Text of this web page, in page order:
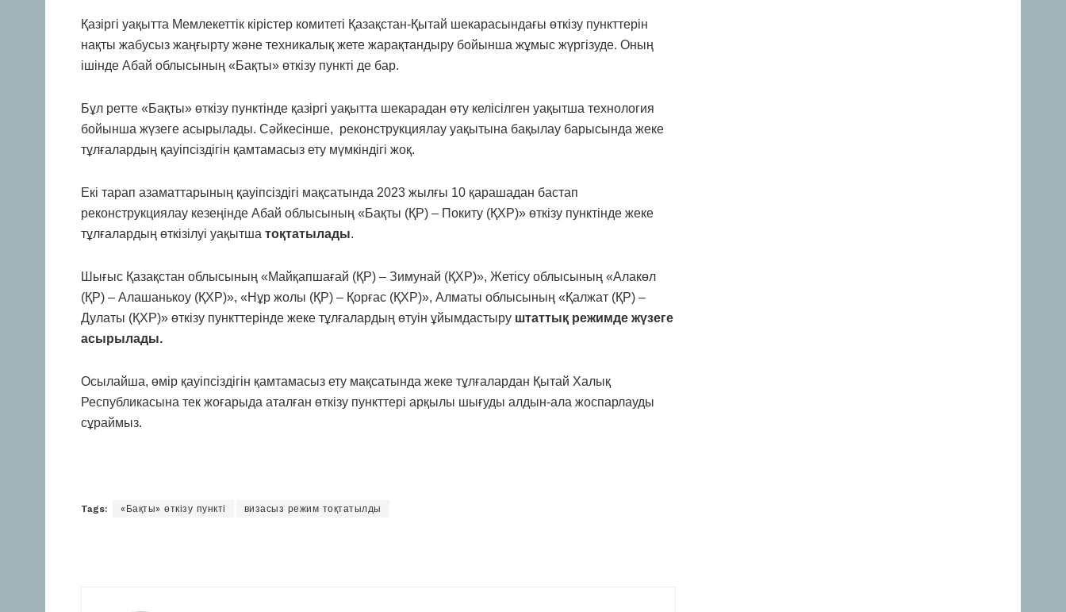
Қазіргі уақытта Мемлекеттік кірістер комитеті Қазақстан-Қытай шекарасындағы өткізу пункттерін
нақты жабусыз жаңғырту және техникалық жете жарақтандыру бойынша жұмыс жүргізуде. Оның
ішінде Абай облысының «Бақты» өткізу пункті де бар.
Бұл ретте «Бақты» өткізу пунктінде қазіргі уақытта шекарадан өту келісілген уақытша технология
бойынша жүзеге асырылады. Сәйкесінше, реконструкциялау уақытына бақылау барысында жеке
тұлғалардың қауіпсіздігін қамтамасыз ету мүмкіндігі жоқ.
Екі тарап азаматтарының қауіпсіздігі мақсатында 2023 жылғы 10 қарашадан бастап
реконструкциялау кезеңінде Абай облысының «Бақты (ҚР) – Покиту (ҚХР)» өткізу пунктінде жеке
тұлғалардың өткізілуі уақытша тоқтатылады.
Шығыс Қазақстан облысының «Майқапшағай (ҚР) – Зимунай (ҚХР)», Жетісу облысының «Алакөл
(ҚР) – Алашанькоу (ҚХР)», «Нұр жолы (ҚР) – Қорғас (ҚХР)», Алматы облысының «Қалжат (ҚР) –
Дулаты (ҚХР)» өткізу пункттерінде жеке тұлғалардың өтуін ұйымдастыру штаттық режимде жүзеге
асырылады.
Осылайша, өмір қауіпсіздігін қамтамасыз ету мақсатында жеке тұлғалардан Қытай Халық
Республикасына тек жоғарыда аталған өткізу пункттері арқылы шығуды алдын-ала жоспарлауды
сұраймыз.
Tags: «Бақты» өткізу пункті визасыз режим тоқтатылды